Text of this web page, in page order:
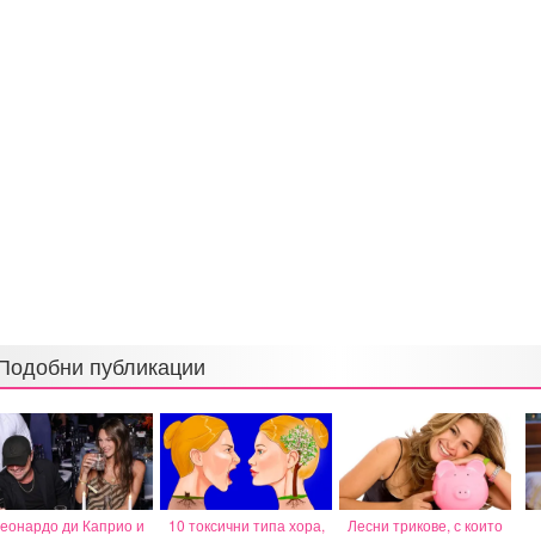
публикации
ди Каприо и 10 токсични типа хора, Лесни трикове, с които